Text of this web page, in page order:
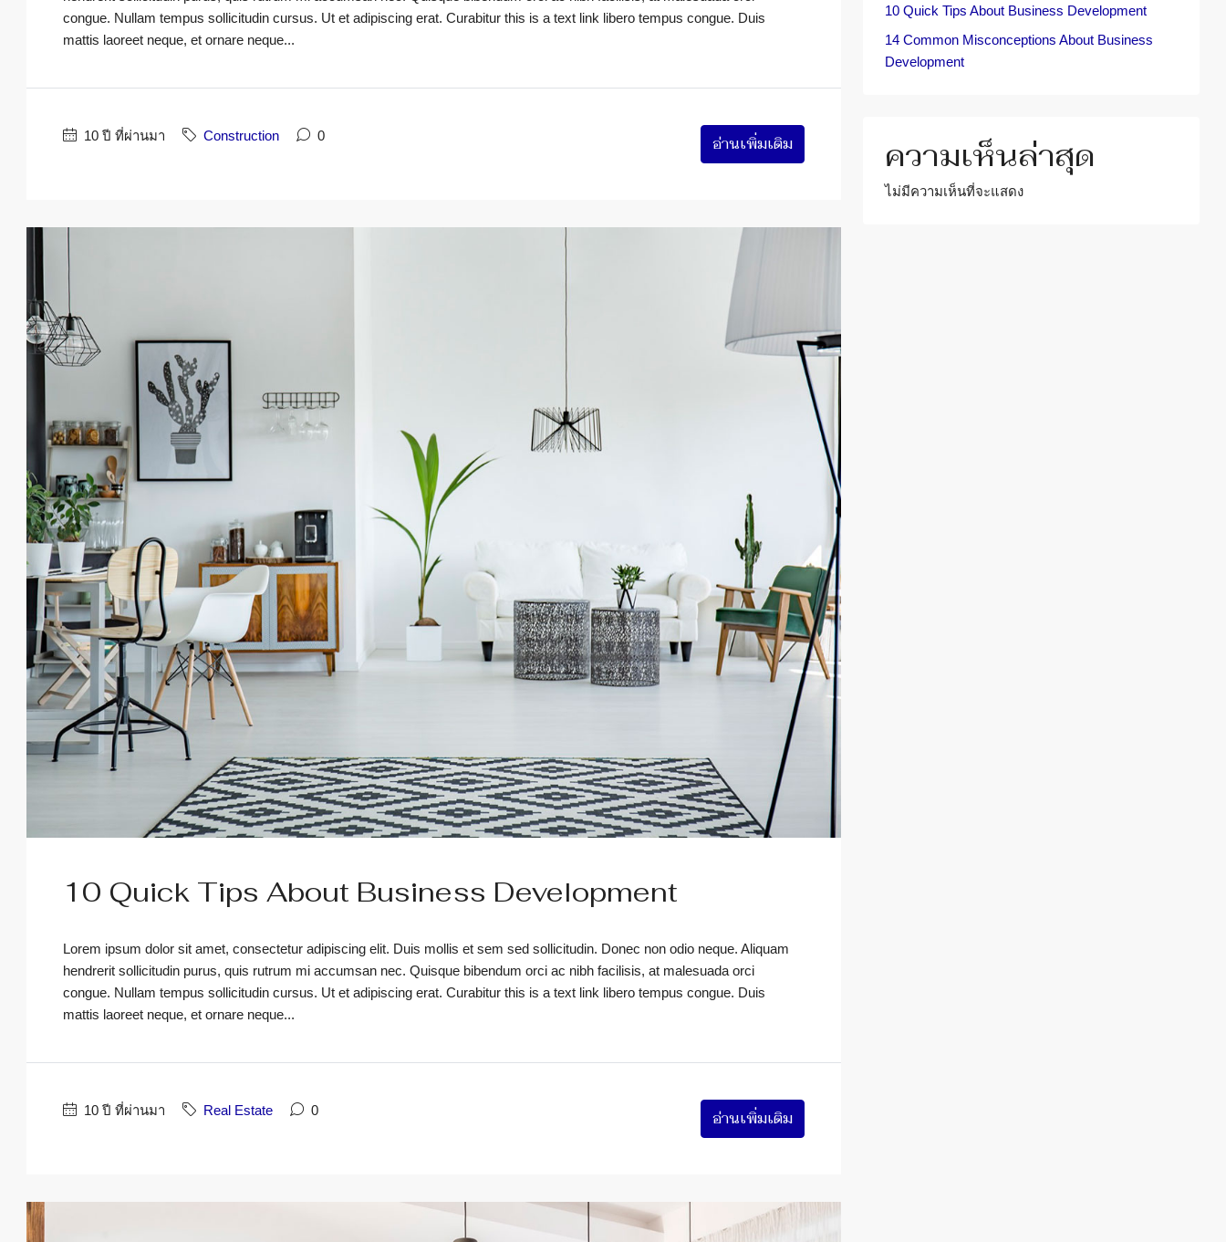
congue. Nullam tempus sollicitudin cursus. Ut et adipiscing erat. Curabitur this is a text link libero tempus congue. Duis
mattis laoreet neque, et ornare neque...
10 ปี ที่ผ่านมา Construction 0 อ่านเพิ่มเติม
10 Quick Tips About Business Development
Lorem ipsum dolor sit amet, consectetur adipiscing elit. Duis mollis et sem sed sollicitudin. Donec non odio neque. Aliquam
hendrerit sollicitudin purus, quis rutrum mi accumsan nec. Quisque bibendum orci ac nibh facilisis, at malesuada orci
congue. Nullam tempus sollicitudin cursus. Ut et adipiscing erat. Curabitur this is a text link libero tempus congue. Duis
mattis laoreet neque, et ornare neque...
10 ปี ที่ผ่านมา Real Estate 0 อ่านเพิ่มเติม
10 Quick Tips About Business Development
14 Common Misconceptions About Business
Development
ความเห็นล่าสุด
ไม่มีความเห็นที่จะแสดง